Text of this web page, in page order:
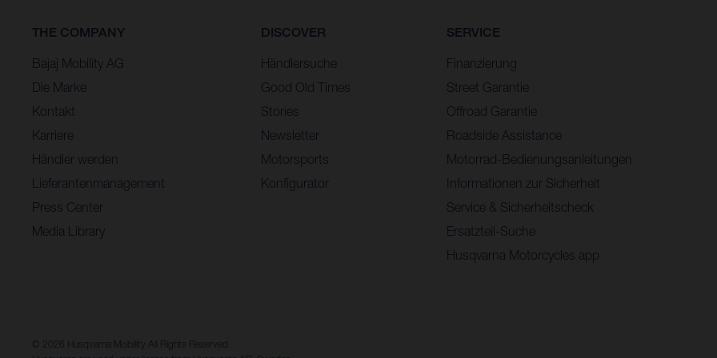
THE COMPANY
Bajaj Mobility AG
Die Marke
Kontakt
Karriere
Händler werden
Lieferantenmanagement
Press Center
Media Library
DISCOVER
Händlersuche
Good Old Times
Stories
Newsletter
Motorsports
Konfigurator
SERVICE
Finanzierung
Street Garantie
Offroad Garantie
Roadside Assistance
Motorrad-Bedienungsanleitungen
Informationen zur Sicherheit
Service & Sicherheitscheck
Ersatzteil-Suche
Husqvarna Motorcycles app
© 2026 Husqvarna Mobility All Rights Reserved